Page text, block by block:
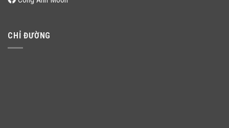
CHỈ ĐƯỜNG